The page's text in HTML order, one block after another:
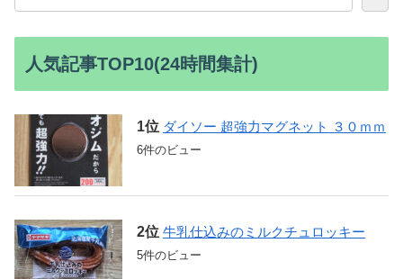
人気記事TOP10(24時間集計)
ダイソー 超強力マグネット ３０ｍｍ
6件のビュー
牛乳仕込みのミルクチュロッキー
5件のビュー